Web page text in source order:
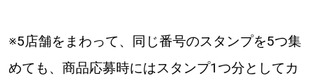
※5店舗をまわって、同じ番号のスタンプを5つ集
めても、商品応募時にはスタンプ1つ分としてカ